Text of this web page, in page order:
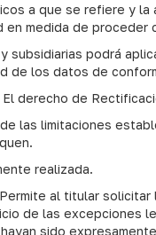
a que se refiere y la
medida de proceder
subsidiarias podrá
de los datos de
derecho de
las limitaciones
realizada.
Permite al titular
de las excepciones
sido